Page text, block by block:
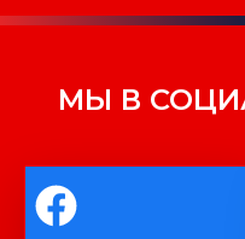
МЫ В